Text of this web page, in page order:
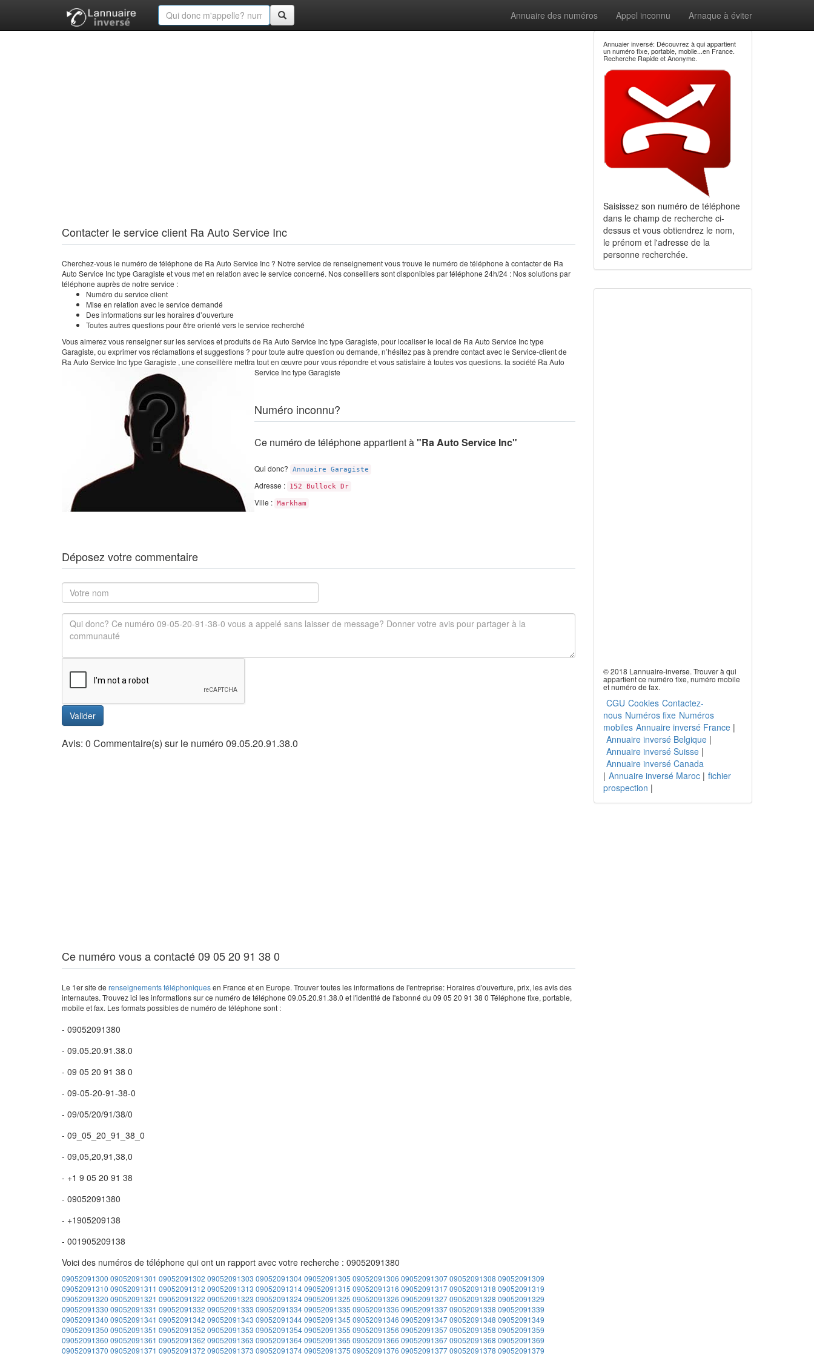
Annuaire des numéros Appel inconnu Arnaque à éviter
Contacter le service client Ra Auto Service Inc
Cherchez-vous le numéro de téléphone de Ra Auto Service Inc ? Notre service de renseignement vous trouve le numéro de téléphone à contacter de Ra
Auto Service Inc type Garagiste et vous met en relation avec le service concerné. Nos conseillers sont disponibles par téléphone 24h/24 : Nos solutions par
téléphone auprès de notre service :
Numéro du service client
Mise en relation avec le service demandé
Des informations sur les horaires d’ouverture
Toutes autres questions pour être orienté vers le service recherché
Vous aimerez vous renseigner sur les services et produits de Ra Auto Service Inc type Garagiste, pour localiser le local de Ra Auto Service Inc type
Garagiste, ou exprimer vos réclamations et suggestions ? pour toute autre question ou demande, n’hésitez pas à prendre contact avec le Service-client de
Ra Auto Service Inc type Garagiste , une conseillère mettra tout en œuvre pour vous répondre et vous satisfaire à toutes vos questions. la société Ra Auto
Service Inc type Garagiste
Numéro inconnu?
Ce numéro de téléphone appartient à"Ra Auto Service Inc"
Qui donc? Annuaire Garagiste
Adresse : 152 Bullock Dr
Ville : Markham
Déposez votre commentaire
Valider
Avis: 0 Commentaire(s) sur le numéro 09.05.20.91.38.0
Ce numéro vous a contacté 09 05 20 91 38 0
Le 1er site de renseignements téléphoniquesen France et en Europe. Trouver toutes les informations de l'entreprise: Horaires d'ouverture, prix, les avis des
internautes. Trouvez ici les informations sur ce numéro de téléphone 09.05.20.91.38.0 et l'identité de l'abonné du 09 05 20 91 38 0 Téléphone fixe, portable,
mobile et fax. Les formats possibles de numéro de téléphone sont :
- 09052091380
- 09.05.20.91.38.0
- 09 05 20 91 38 0
- 09-05-20-91-38-0
- 09/05/20/91/38/0
- 09_05_20_91_38_0
- 09,05,20,91,38,0
- +1 9 05 20 91 38
- 09052091380
- +1905209138
- 001905209138
Voici des numéros de téléphone qui ont un rapport avec votre recherche : 09052091380
09052091300 09052091301 09052091302 09052091303 0905209130409052091305 09052091306 0905209130709052091308 09052091309
09052091310 09052091311 09052091312 09052091313 0905209131409052091315 09052091316 0905209131709052091318 09052091319
09052091320 09052091321 09052091322 09052091323 0905209132409052091325 09052091326 0905209132709052091328 09052091329
09052091330 09052091331 09052091332 09052091333 0905209133409052091335 09052091336 0905209133709052091338 09052091339
09052091340 09052091341 09052091342 09052091343 0905209134409052091345 09052091346 0905209134709052091348 09052091349
09052091350 09052091351 09052091352 09052091353 0905209135409052091355 09052091356 0905209135709052091358 09052091359
09052091360 09052091361 09052091362 09052091363 0905209136409052091365 09052091366 0905209136709052091368 09052091369
09052091370 09052091371 09052091372 09052091373 0905209137409052091375 09052091376 0905209137709052091378 09052091379
Annuaier inversé: Découvrez à qui appartient
un numéro fixe, portable, mobile...en France.
Recherche Rapide et Anonyme.
Saisissez son numéro de téléphone
dans le champ de recherche ci-
dessus et vous obtiendrez le nom,
le prénom et l'adresse de la
personne recherchée.
© 2018 Lannuaire-inverse. Trouver à qui
appartient ce numéro fixe, numéro mobile
et numéro de fax.
CGU Cookies Contactez-
nous Numéros fixe Numéros
mobiles Annuaire inversé France|
Annuaire inversé Belgique|
Annuaire inversé Suisse|
Annuaire inversé Canada
| Annuaire inversé Maroc| fichier
prospection |